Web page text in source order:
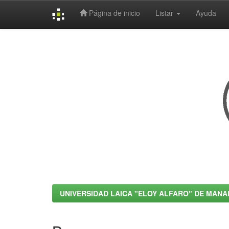
Página de inicio Listar Ayuda
UNIVERSIDAD LAICA "ELOY ALFARO" DE